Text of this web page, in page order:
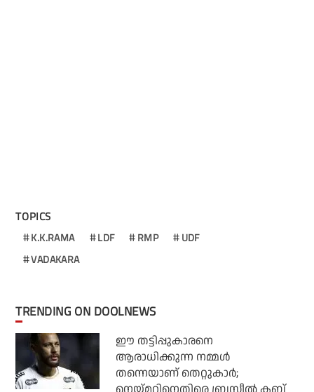
TOPICS
K.K.RAMA LDF RMP
UDF
VADAKARA
TRENDING ON DOOLNEWS
ഈ തട്ടിപ്പുകാരനെ
ആരാധിക്കുന്ന നമ്മള്‍
തന്നെയാണ് തെറ്റുകാര്‍;